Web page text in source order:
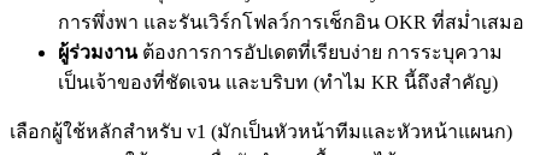
การพึ่งพา และรันเวิร์กโฟลว์การเช็กอิน OKR ที่สม่ำเสมอ
ผู้ร่วมงานต้องการการอัปเดตที่เรียบง่าย การระบุความ
เป็นเจ้าของที่ชัดเจน และบริบท (ทำไม KR นี้ถึงสำคัญ)
เลือกผู้ใช้หลักสำหรับ v1 (มักเป็นหัวหน้าทีมและหัวหน้าแผนก)